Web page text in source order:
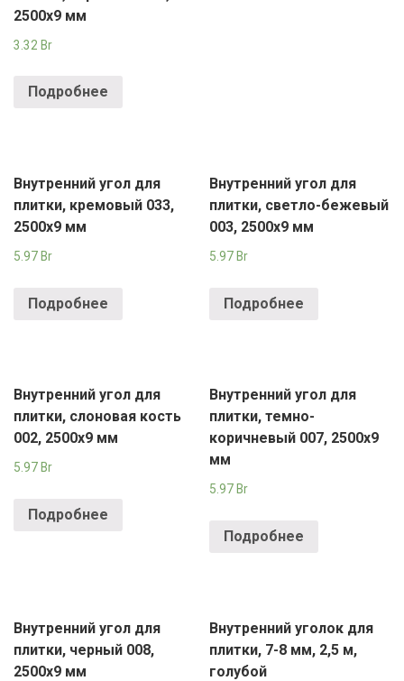
2500х9 мм
3.32 Br
Подробнее
Внутренний угол для
плитки, кремовый 033,
2500х9 мм
5.97 Br
Подробнее
Внутренний угол для
плитки, светло-бежевый
003, 2500х9 мм
5.97 Br
Подробнее
Внутренний угол для
плитки, слоновая кость
002, 2500х9 мм
5.97 Br
Подробнее
Внутренний угол для
плитки, темно-
коричневый 007, 2500х9
мм
5.97 Br
Подробнее
Внутренний угол для
плитки, черный 008,
2500х9 мм
Внутренний уголок для
плитки, 7-8 мм, 2,5 м,
голубой